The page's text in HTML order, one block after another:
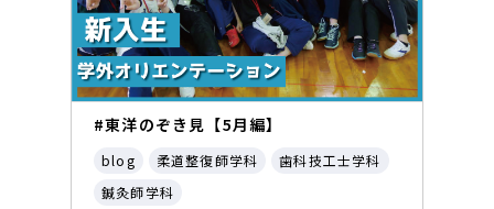
#東洋のぞき見【5月編】
blog 柔道整復師学科
歯科技工士学科
鍼灸師学科